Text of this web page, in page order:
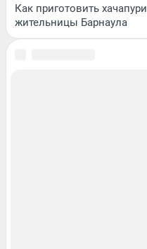
Как приготовить
жительницы Барнаула